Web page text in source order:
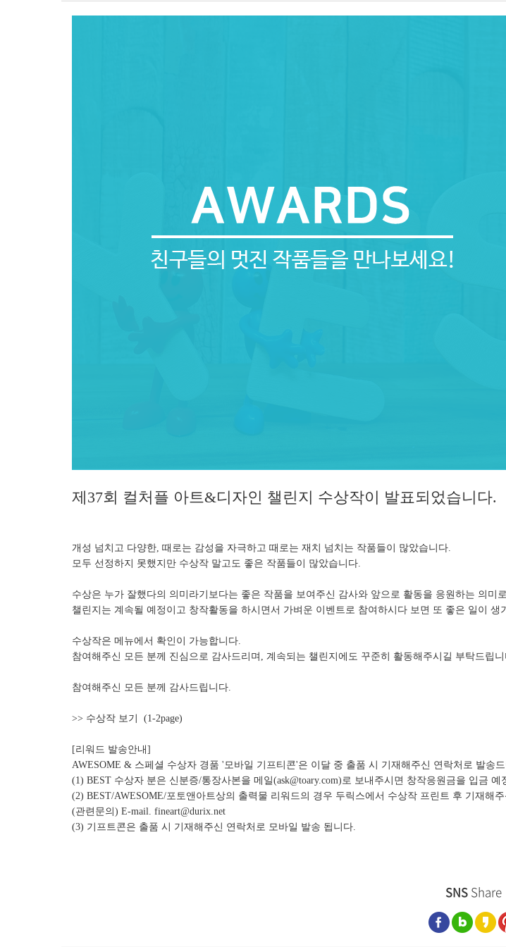
제37회 컬처플 아트&디자인 챌린지 수상작이 발표되었습니다.
개성 넘치고 다양한, 때로는 감성을 자극하고 때로는 재치 넘치는 작품들이 많았습니다.
모두 선정하지 못했지만 수상작 말고도 좋은 작품들이 많았습니다.
수상은 누가 잘했다의 의미라기보다는 좋은 작품을 보여주신 감사와 앞으로 활동을 응원하는 의미
챌린지는 계속될 예정이고 창작활동을 하시면서 가벼운 이벤트로 참여하시다 보면 또 좋은 일이 생
수상작은 메뉴에서 확인이 가능합니다.
참여해주신 모든 분께 진심으로 감사드리며, 계속되는 챌린지에도 꾸준히 활동해주시길 부탁드립니
참여해주신 모든 분께 감사드립니다.
>> 수상작 보기 (1-2page)
[리워드 발송안내]
AWESOME & 스페셜 수상자 경품 '모바일 기프티콘'은 이달 중 출품 시 기재해주신 연락처로 발송
(1) BEST 수상자 분은 신분증/통장사본을 메일(ask@toary.com)로 보내주시면 창작응원금을 입금
(2) BEST/AWESOME/포토앤아트상의 출력물 리워드의 경우 두릭스에서 수상작 프린트 후 기재
(관련문의) E-mail. fineart@durix.net
(3) 기프트콘은 출품 시 기재해주신 연락처로 모바일 발송 됩니다.
SNS Share